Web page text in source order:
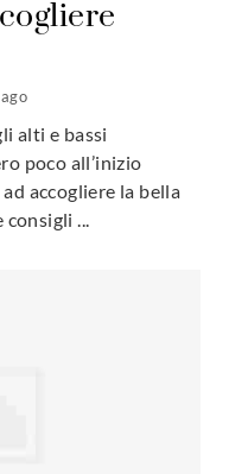
alti e bassi
poco all’inizio
accogliere la bella
...